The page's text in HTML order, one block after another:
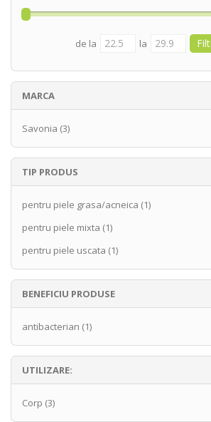
de la la
MARCA
Savonia (3)
TIP PRODUS
pentru piele grasa/acneica (1)
pentru piele mixta (1)
pentru piele uscata (1)
BENEFICIU PRODUSE
antibacterian (1)
UTILIZARE:
Corp (3)